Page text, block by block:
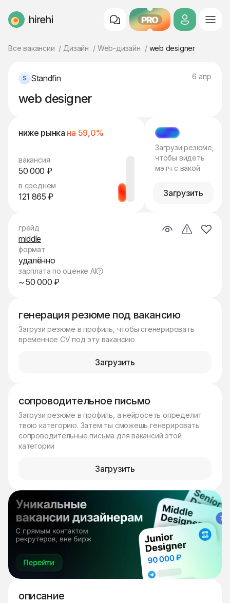
HireHi PRO
Все вакансии Дизайн Web-дизайн web designer
Standfin 6 апр
web designer
ниже рынка на 59,0%
вакансия
50 000 ₽
в среднем
121 865 ₽
МЭТЧ
Загрузи резюме,
чтобы видеть
мэтч с вакой
Загрузить
генерация резюме под вакансию
Загрузи резюме в профиль, чтобы сгенерировать
временное CV под эту вакансию
Загрузить
сопроводительное письмо
Загрузи резюме в профиль, а нейросеть определит
твою категорию. Затем ты сможешь генерировать
сопроводительные письма для вакансий этой
категории
Загрузить
описание
грейд
middle
формат
удалённо
зарплата по оценке AI
~ 50 000 ₽